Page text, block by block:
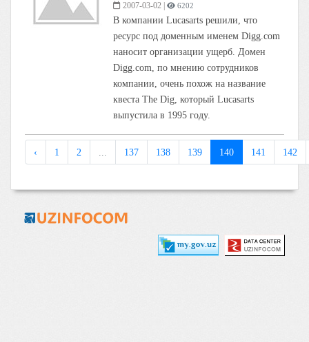
2007-03-02 6202
В компании Lucasarts решили, что
ресурс под доменным именем Digg.com
наносит организации ущерб. Домен
Digg.com, по мнению сотрудников
компании, очень похож на название
квеста The Dig, который Lucasarts
выпустила в 1995 году.
‹ 1 2 137 138 139 140 141 142